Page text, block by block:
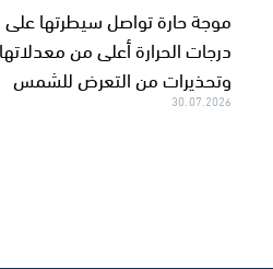
موجة حارة تواصل سيطرتها على
درجات الحرارة أعلى من معدلاتها
وتحذيرات من التعرض للشمس
30.07.2026